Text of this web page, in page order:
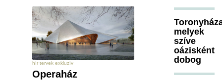
hír tervek exkluzív
Operaház
melyek
szíve
oázisként
dobog